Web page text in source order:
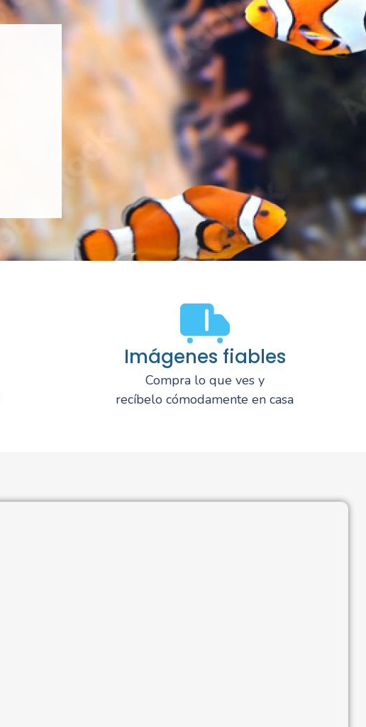
Imágenes fiables
Compra lo que ves y
recíbelo cómodamente en casa